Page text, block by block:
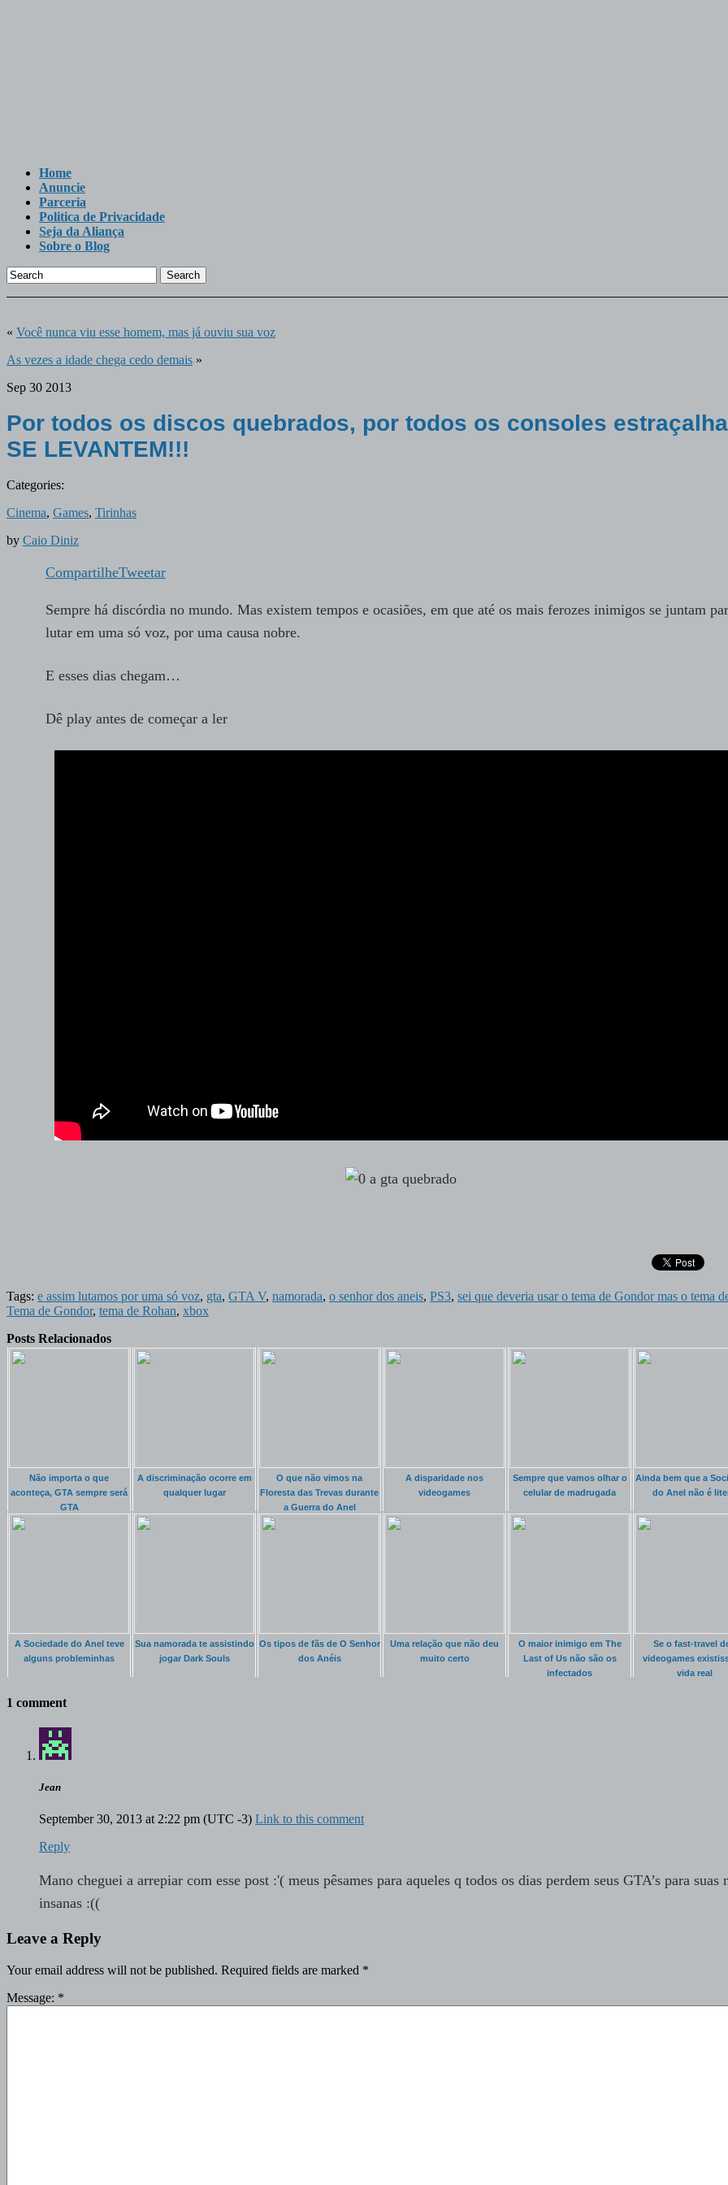
Home
Anuncie
Parceria
Politica de Privacidade
Seja da Aliança
Sobre o Blog
Search
« Você nunca viu esse homem, mas já ouviu sua voz
As vezes a idade chega cedo demais »
Sep 30 2013
Por todos os discos quebrados, por todos os consoles
SE LEVANTEM!!!
Categories:
Cinema, Games, Tirinhas
by Caio Diniz
CompartilheTweetar
Sempre há discórdia no mundo. Mas existem tempos e ocasiões, em que até os mais ferozes inimigos se juntam
lutar em uma só voz, por uma causa nobre.
E esses dias chegam…
Dê play antes de começar a ler
Tags: e assim lutamos por uma só voz, gta, GTA V, namorada, o senhor dos aneis, PS3, sei que deveria usar o tema de Gondor mas o tema
Tema de Gondor, tema de Rohan, xbox
Posts Relacionados
Não importa o que
aconteça, GTA sempre será
GTA
A discriminação ocorre em
qualquer lugar
O que não vimos na
Floresta das Trevas durante
a Guerra do Anel
A disparidade nos
videogames
Sempre que vamos olhar o
celular de madrugada
Ainda bem que a
do Anel não é
A Sociedade do Anel teve
alguns probleminhas
Sua namorada te assistindo
jogar Dark Souls
Os tipos de fãs de O Senhor
dos Anéis
Uma relação que não deu
muito certo
O maior inimigo em The
Last of Us não são os
infectados
Se o fast-travel
videogames
vida real
1 comment
Jean
September 30, 2013 at 2:22 pm (UTC -3) Link to this comment
Reply
Mano cheguei a arrepiar com esse post :'( meus pêsames para aqueles q todos os dias perdem seus GTA’s para suas
insanas :((
Leave a Reply
Your email address will not be published. Required fields are marked *
Message: *